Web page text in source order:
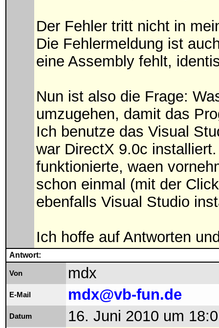
Der Fehler tritt nicht in
Die Fehlermeldung ist
eine Assembly fehlt,
Nun ist also die Frage:
umzugehen, damit das
Ich benutze das Visual
war DirectX 9.0c
funktionierte, waen
schon einmal (mit der
ebenfalls Visual Studio
Ich hoffe auf Antworten
Antwort:
Von mdx
E-Mail mdx@vb-fun.de
Datum 16. Juni 2010 um